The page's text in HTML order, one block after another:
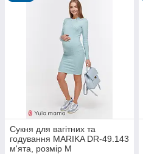
Сукня для вагітних та
годування MARIKA DR-49.143
м'ята, розмір М